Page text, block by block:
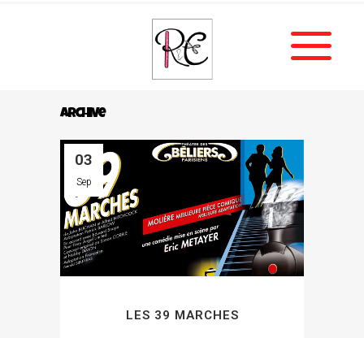
Archive
03
Sep
LES 39 MARCHES